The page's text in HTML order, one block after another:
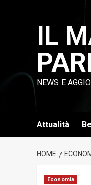
IL
NEWS E
Attualità
HOME
Economia